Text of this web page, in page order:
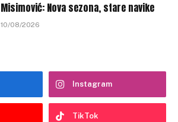
Misimović: Nova sezona, stare navike
10/08/2026
Instagram
TikTok